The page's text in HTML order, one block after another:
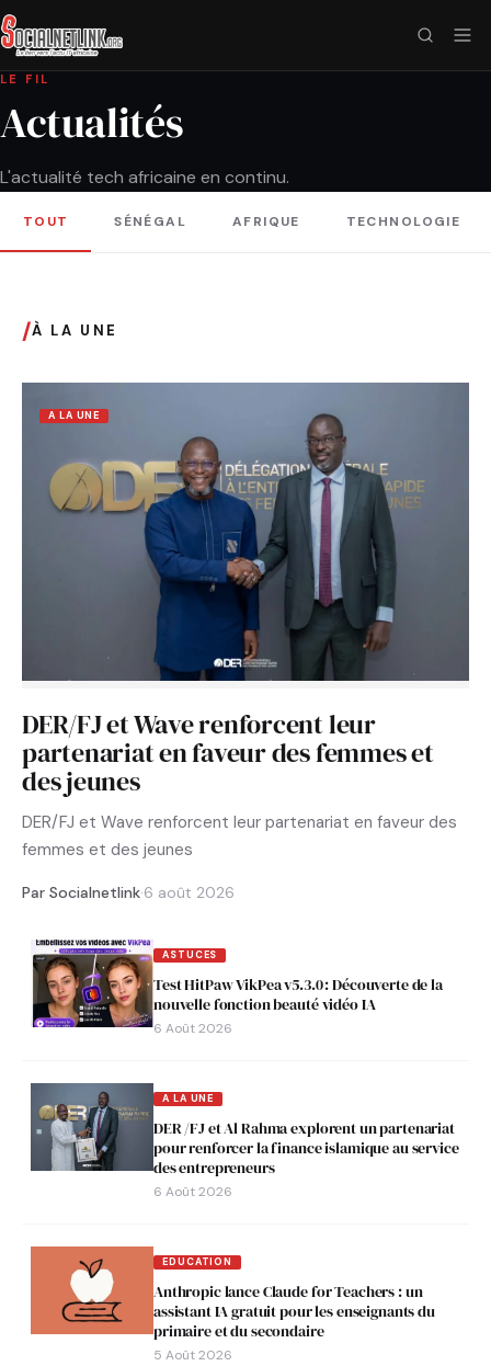
LE FIL
Actualités
L'actualité tech africaine en continu.
TOUT SÉNÉGAL AFRIQUE TECHNOLOGIE
/À LA UNE
A LA UNE
DER/FJ et Wave renforcent leur
partenariat en faveur des femmes et
des jeunes
DER/FJ et Wave renforcent leur partenariat en faveur des
femmes et des jeunes
Par Socialnetlink·6 août 2026
ASTUCES
Test HitPaw VikPea v5.3.0 : Découverte de la
nouvelle fonction beauté vidéo IA
6 Août 2026
A LA UNE
DER /FJ et Al Rahma explorent un partenariat
pour renforcer la finance islamique au service
des entrepreneurs
6 Août 2026
EDUCATION
Anthropic lance Claude for Teachers : un
assistant IA gratuit pour les enseignants du
primaire et du secondaire
5 Août 2026